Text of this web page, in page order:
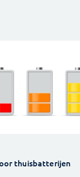
thuisbatterijen